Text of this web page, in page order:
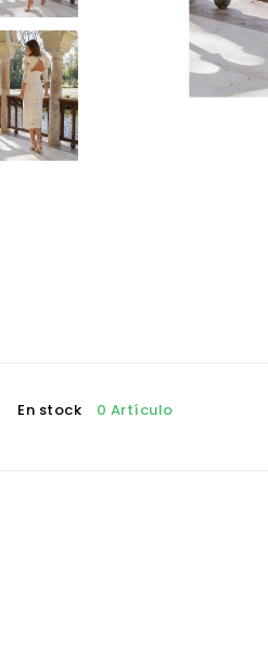
En stock 0 Artículo